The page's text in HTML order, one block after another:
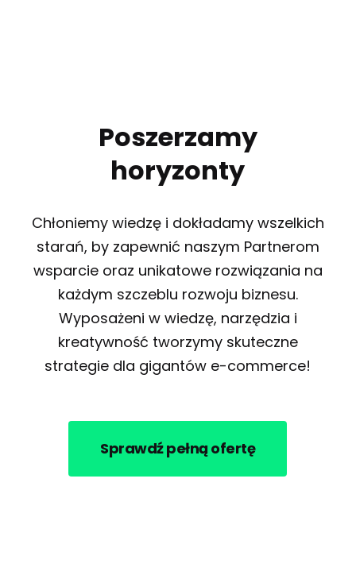
Poszerzamy
horyzonty
Chłoniemy wiedzę i dokładamy wszelkich
starań, by zapewnić naszym Partnerom
wsparcie oraz unikatowe rozwiązania na
każdym szczeblu rozwoju biznesu.
Wyposażeni w wiedzę, narzędzia i
kreatywność tworzymy skuteczne
strategie dla gigantów e-commerce!
Sprawdź pełną ofertę